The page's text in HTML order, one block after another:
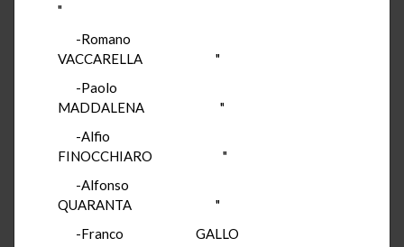
"
-Romano
VACCARELLA "
-Paolo
MADDALENA "
-Alfio
FINOCCHIARO "
-Alfonso
QUARANTA "
-Franco GALLO